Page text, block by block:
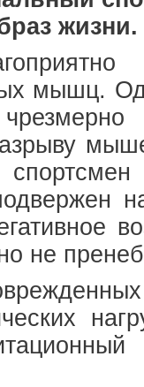
жизни.
мышц.
не